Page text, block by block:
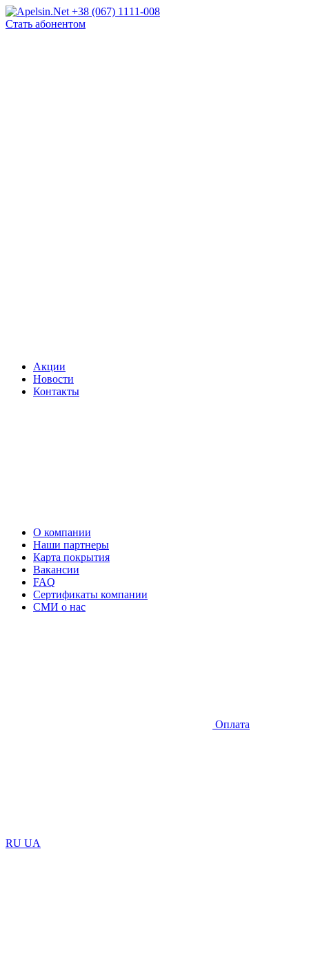
+38 (067) 1111-008
Стать абонентом
Акции
Новости
Контакты
О компании
Наши партнеры
Карта покрытия
Вакансии
FAQ
Сертификаты компании
СМИ о нас
Оплата
RU UA